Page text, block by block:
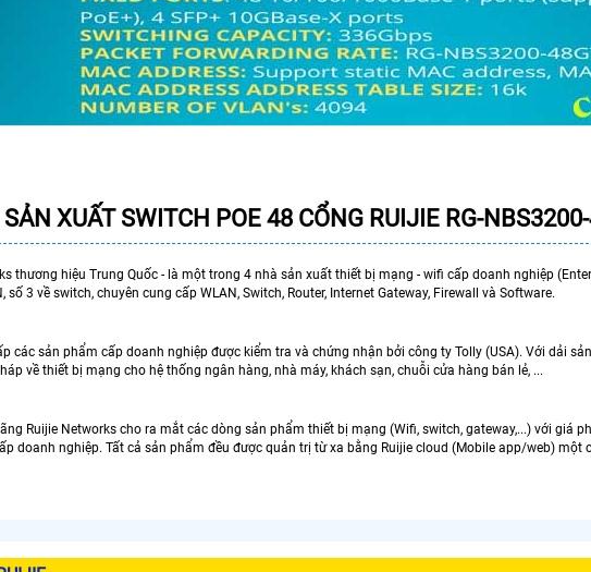
SẢN XUẤTSWITCH POE 48 CỔNG RUIJIE RG-
thương hiệu Trung Quốc - là một trong 4 nhà sản xuất thiết bị mạng - wifi cấp doanh nghiệp
số 3 về switch, chuyên cung cấp WLAN, Switch, Router, Internet Gateway, Firewall và Software.
các sản phẩm cấp doanh nghiệp được kiểm tra và chứng nhận bởi công ty Tolly (USA). Với dải
về thiết bị mạng cho hệ thống ngân hàng, nhà máy, khách sạn, chuỗi cửa hàng bán lẻ, ...
Ruijie Networks cho ra mắt các dòng sản phẩm thiết bị mạng (Wifi, switch, gateway,...) với giá
doanh nghiệp. Tất cả sản phẩm đều được quản trị từ xa bằng Ruijie cloud (Mobile app/web) một